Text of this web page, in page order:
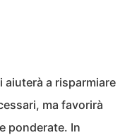
a risparmiare
ma favorirà
e ponderate. In